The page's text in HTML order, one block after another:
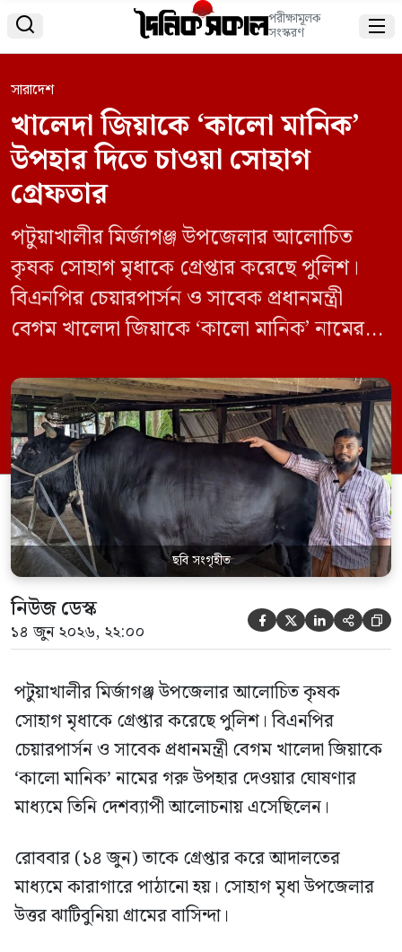
 পরীক্ষামূলক
সংস্করণ 
সারাদেশ
খালেদা জিয়াকে ‘কালো মানিক’
উপহার দিতে চাওয়া সোহাগ
গ্রেফতার
পটুয়াখালীর মির্জাগঞ্জ উপজেলার আলোচিত
কৃষক সোহাগ মৃধাকে গ্রেপ্তার করেছে পুলিশ।
বিএনপির চেয়ারপার্সন ও সাবেক প্রধানমন্ত্রী
বেগম খালেদা জিয়াকে ‘কালো মানিক’ নামের
দেশব্যাপী আলোচনায় এসেছিলেন। রোববার
(১৪ জুন) তাকে গ্রেপ্তার করে আদালতের মাধ্যমে
কারাগারে পাঠানো হয়। সোহাগ মৃধা উপজেলার
উত্তর ঝাটিবুনিয়া গ্রামের বাসিন্দা। পুলিশ সূত্রে
জানা গেছে, সোহাগ মৃধার বিরুদ্ধে […]
ছবি সংগৃহীত
নিউজ ডেস্ক
১৪ জুন ২০২৬, ২২:০০     
পটুয়াখালীর মির্জাগঞ্জ উপজেলার আলোচিত কৃষক
সোহাগ মৃধাকে গ্রেপ্তার করেছে পুলিশ। বিএনপির
চেয়ারপার্সন ও সাবেক প্রধানমন্ত্রী বেগম খালেদা জিয়াকে
‘কালো মানিক’ নামের গরু উপহার দেওয়ার ঘোষণার
মাধ্যমে তিনি দেশব্যাপী আলোচনায় এসেছিলেন।
রোববার (১৪ জুন) তাকে গ্রেপ্তার করে আদালতের
মাধ্যমে কারাগারে পাঠানো হয়। সোহাগ মৃধা উপজেলার
উত্তর ঝাটিবুনিয়া গ্রামের বাসিন্দা।